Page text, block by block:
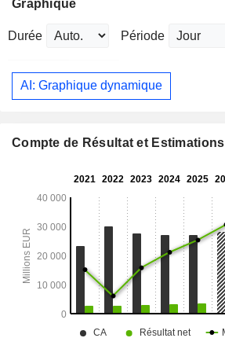
Graphique
Durée Période
AI: Graphique dynamique
Compte de Résultat et Estimations